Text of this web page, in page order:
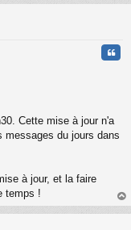
Cette mise à jour n'a
messages du jours dans
à jour, et la faire
temps !
au